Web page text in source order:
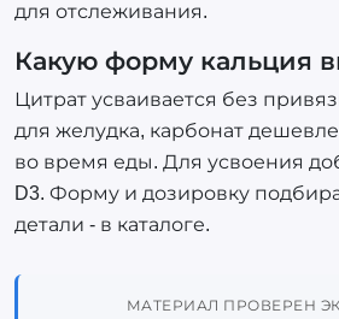
для отслеживания.
Какую форму кальция
Цитрат усваивается без
для желудка, карбонат
во время еды. Для усвоения
D3. Форму и дозировку
детали - в каталоге.
МАТЕРИАЛ ПРОВЕРЕН